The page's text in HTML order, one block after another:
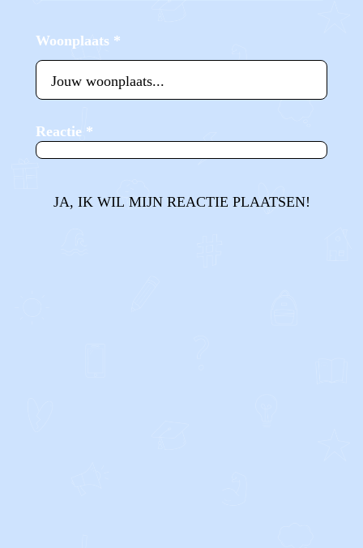
Woonplaats *
Reactie *
JA, IK WIL MIJN REACTIE PLAATSEN!